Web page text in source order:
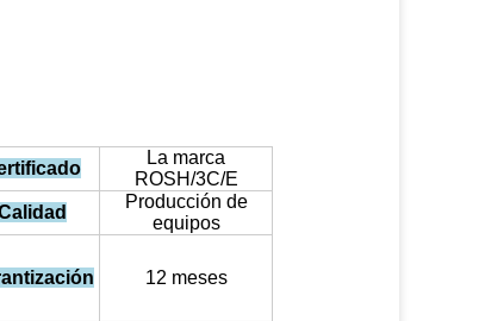
La marca
ROSH/3C/E
Producción de
equipos
12 meses